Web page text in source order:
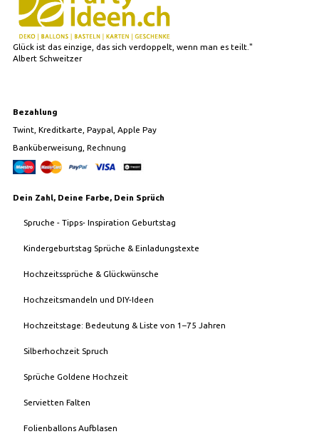
Glück ist das einzige, das sich verdoppelt, wenn man es teilt."
Albert Schweitzer
Bezahlung
Twint, Kreditkarte, Paypal, Apple Pay
Banküberweisung, Rechnung
Dein Zahl, Deine Farbe, Dein Sprüch
Spruche - Tipps- Inspiration Geburtstag
Kindergeburtstag Sprüche & Einladungstexte
Hochzeitssprüche & Glückwünsche
Hochzeitsmandeln und DIY-Ideen
Hochzeitstage: Bedeutung & Liste von 1–75 Jahren
Silberhochzeit Spruch
Sprüche Goldene Hochzeit
Servietten Falten
Folienballons Aufblasen